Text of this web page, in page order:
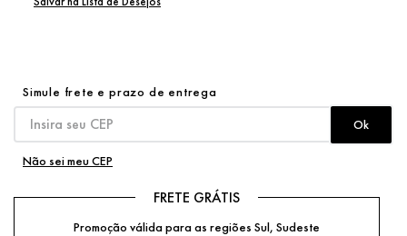
Não sei meu CEP
FRETE GRÁTIS
Promoção válida para as regiões Sul, Sudeste